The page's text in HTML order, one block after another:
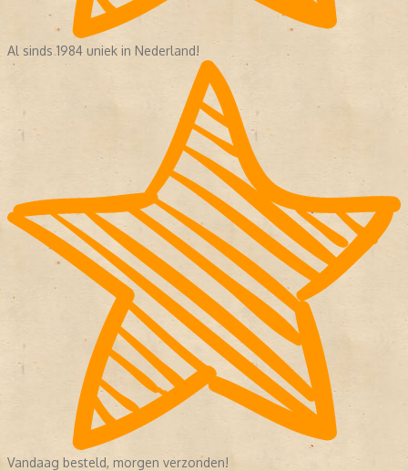
Al sinds 1984 uniek in Nederland!
Vandaag besteld, morgen verzonden!